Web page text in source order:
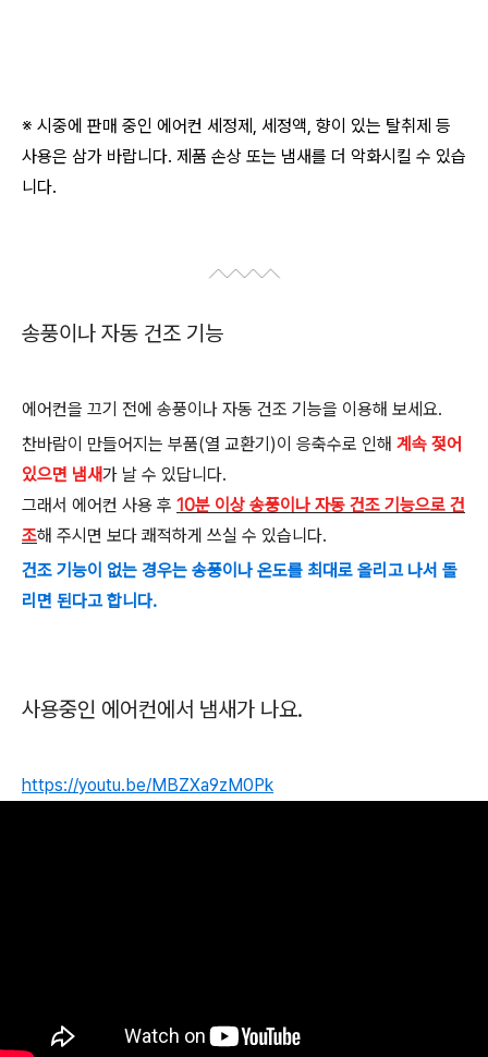
※ 시중에 판매 중인 에어컨 세정제, 세정액, 향이 있는 탈취제 등
사용은 삼가 바랍니다. 제품 손상 또는 냄새를 더 악화시킬 수 있습
니다.
송풍이나 자동 건조 기능
에어컨을 끄기 전에 송풍이나 자동 건조 기능을 이용해 보세요.
찬바람이 만들어지는 부품(열 교환기)이 응축수로 인해 계속 젖어
있으면 냄새가 날 수 있답니다.
그래서 에어컨 사용 후 10분 이상 송풍이나 자동 건조 기능으로 건
조해 주시면 보다 쾌적하게 쓰실 수 있습니다.
건조 기능이 없는 경우는 송풍이나 온도를 최대로 올리고 나서 돌
리면 된다고 합니다.
사용중인 에어컨에서 냄새가 나요.
https://youtu.be/MBZXa9zM0Pk